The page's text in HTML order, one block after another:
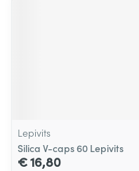
Lepivits
Silica V-caps 60 Lepivits
€ 16,80